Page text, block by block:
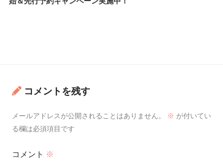
コメントを残す
メールアドレスが公開されることはありません。 ※ が付いてい
る欄は必須項目です
コメント ※